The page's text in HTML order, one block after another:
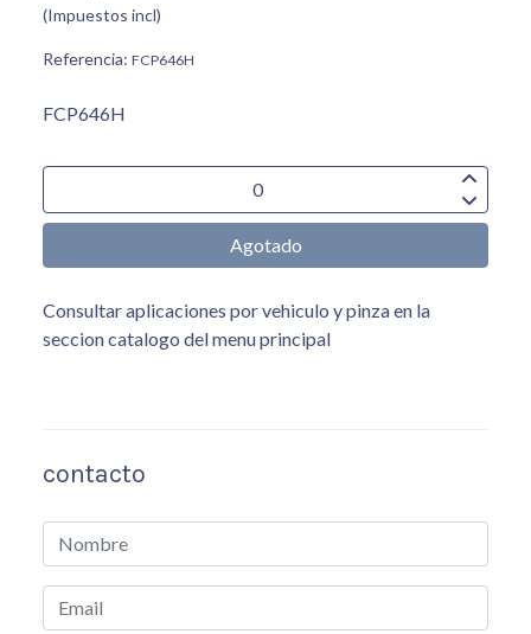
(Impuestos incl)
Referencia: FCP646H
FCP646H
Agotado
Consultar aplicaciones por vehiculo y pinza en la
seccion catalogo del menu principal
contacto